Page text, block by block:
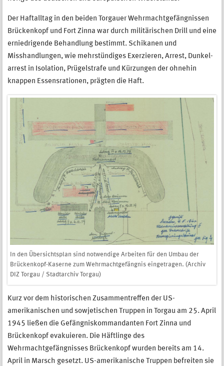
Der Haftalltag in den beiden Torgauer Wehrmacht­gefängnissen
Brückenkopf und Fort Zinna war durch militärischen Drill und eine
erniedrigende Behandlung bestimmt. Schikanen und
Misshandlungen, wie mehrstündiges Exerzieren, Arrest, Dunkel­
arrest in Isolation, Prügelstrafe und Kürzungen der ohnehin
knappen Essensrationen, prägten die Haft.
In den Übersichtsplan sind notwendige Arbeiten für den Umbau der
Brückenkopf-Kaserne zum Wehrmachtgefängnis eingetragen. (Archiv
DIZ Torgau / Stadtarchiv Torgau)
Kurz vor dem historischen Zusammentreffen der US-
amerikanischen und sowjetischen Truppen in Torgau am 25. April
1945 ließen die Gefängniskommandanten Fort Zinna und
Brückenkopf evakuieren. Die Häftlinge des
Wehrmachtgefängnisses Brückenkopf wurden bereits am 14.
April in Marsch gesetzt. US-amerikanische Truppen befreiten sie